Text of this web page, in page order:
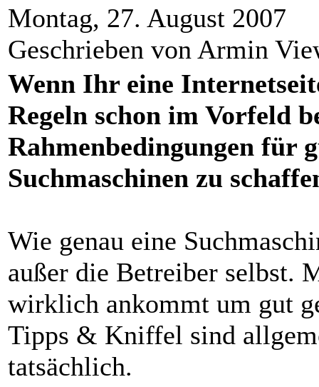
Montag, 27. August 2007
Geschrieben von Armin
Wenn Ihr eine
Regeln schon im Vorfeld
Rahmenbedingungen für
Suchmaschinen zu
Wie genau eine
außer die Betreiber selbst.
wirklich ankommt um gut
Tipps & Kniffel sind
tatsächlich.